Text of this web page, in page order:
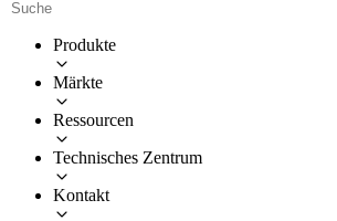
Produkte
Märkte
Ressourcen
Technisches Zentrum
Kontakt